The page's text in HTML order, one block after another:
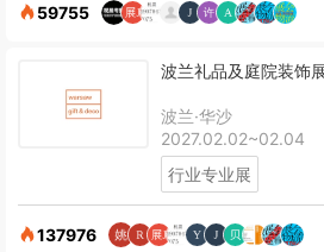
59755
波兰礼品及庭院装饰
波兰·华沙
2027.02.02~02.04
行业专业展
137976